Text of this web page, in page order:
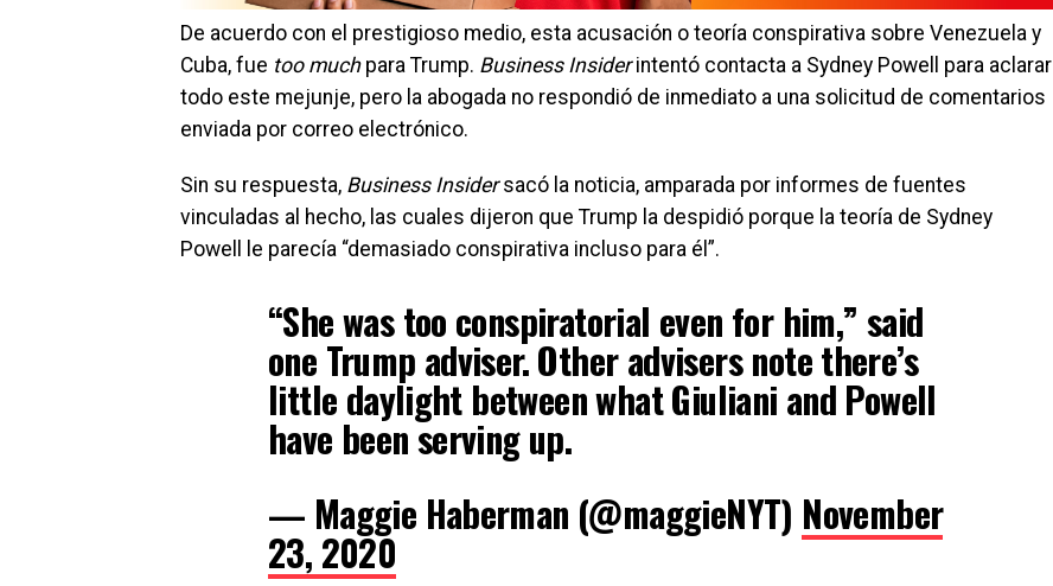
De acuerdo con el prestigioso medio, esta acusación o teoría conspirativa sobre Venezuela y
Cuba, fue too muchpara Trump. Business Insiderintentó contacta a Sydney Powell para aclarar
todo este mejunje, pero la abogada no respondió de inmediato a una solicitud de comentarios
enviada por correo electrónico.
Sin su respuesta, Business Insidersacó la noticia, amparada por informes de fuentes
vinculadas al hecho, las cuales dijeron que Trump la despidió porque la teoría de Sydney
Powell le parecía “demasiado conspirativa incluso para él”.
“She was too conspiratorial even for him,” said
one Trump adviser. Other advisers note there’s
little daylight between what Giuliani and Powell
have been serving up.
— Maggie Haberman (@maggieNYT) November
23, 2020